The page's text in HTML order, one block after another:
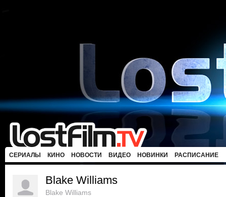
СЕРИАЛЫ КИНО НОВОСТИ ВИДЕО НОВИНКИ РАСПИСАНИЕ
Blake Williams
Blake Williams